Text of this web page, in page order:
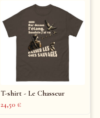
T-shirt - Le Chasseur
24,50 €